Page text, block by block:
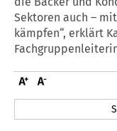
Sektoren auch –
kämpfen“, erklärt